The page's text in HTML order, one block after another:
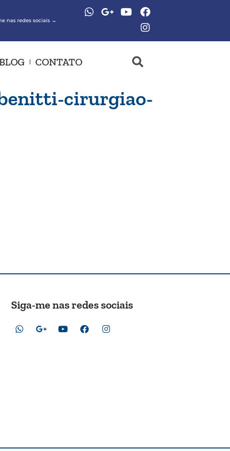
nas redes sociais →
CONTATO
cirurgiao-
Siga-me nas redes sociais